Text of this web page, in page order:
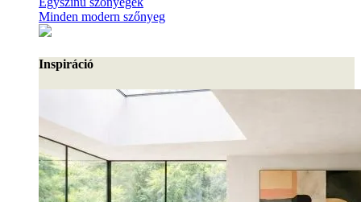
Minden modern szőnyeg
Inspiráció